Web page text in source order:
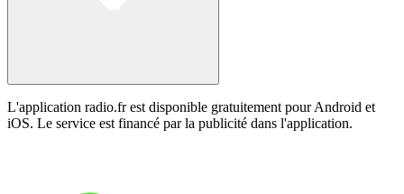
L'application radio.fr est disponible gratuitement pour Android et
iOS. Le service est financé par la publicité dans l'application.